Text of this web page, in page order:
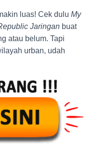
luas! Cek dulu My
Jaringan buat
atau belum. Tapi
urban, udah